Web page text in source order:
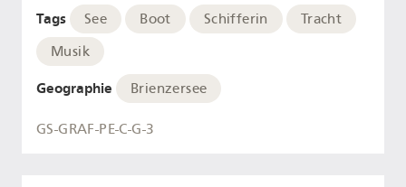
Tags See Boot Schifferin
Tracht
Musik
Geographie Brienzersee
GS-GRAF-PE-C-G-3